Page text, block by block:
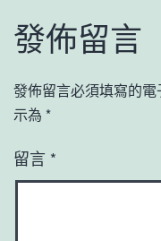
發佈留言
發佈留言必須填寫的
示為 *
留言 *